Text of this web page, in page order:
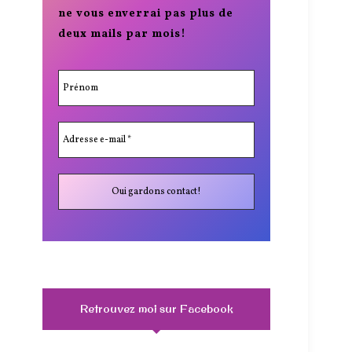
ne vous enverrai pas plus de
deux mails par mois!
Retrouvez moi sur Facebook